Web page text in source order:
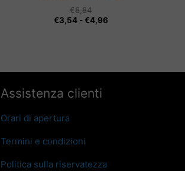
€8,84
€3,54 - €4,96Fascia
Assistenza clienti
Orari di apertura
Termini e condizioni
Politica sulla riservatezza